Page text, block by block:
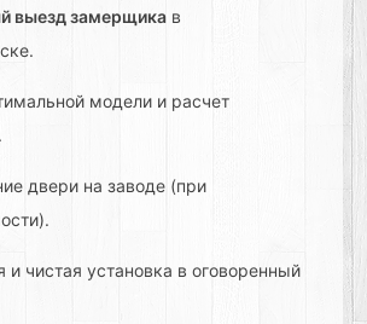
выезд замерщика в
модели и расчет
двери на заводе (при
и чистая установка в оговоренный